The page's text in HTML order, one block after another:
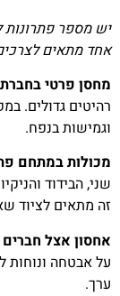
יש מספר
אחד מתאים
מחסן פרטי
רהיטים גדולים.
וגמישות בנפח.
מכולות במתחם פתוח
שני, הבידוד
זה מתאים לציוד
אחסון אצל
על אבטחה ונוחות
ערך.